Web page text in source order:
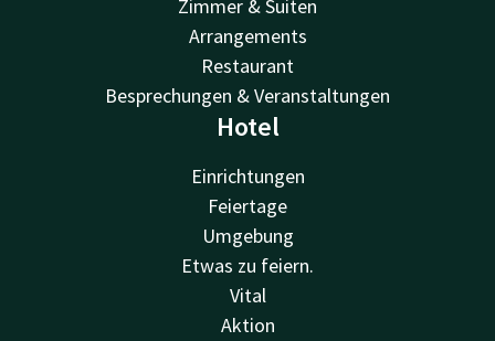
Zimmer & Suiten
Arrangements
Restaurant
Besprechungen & Veranstaltungen
Hotel
Einrichtungen
Feiertage
Umgebung
Etwas zu feiern.
Vital
Aktion